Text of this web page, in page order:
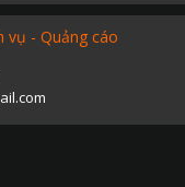
vụ - Quảng cáo